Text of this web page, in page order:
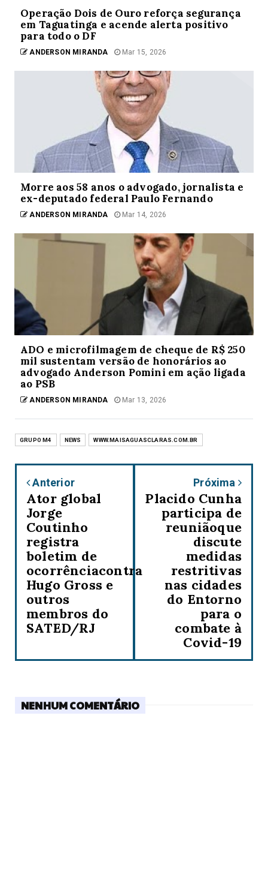
Operação Dois de Ouro reforça segurança
em Taguatinga e acende alerta positivo
para todo o DF
ANDERSON MIRANDA Mar 15, 2026
Morre aos 58 anos o advogado, jornalista e
ex-deputado federal Paulo Fernando
ANDERSON MIRANDA Mar 14, 2026
ADO e microfilmagem de cheque de R$ 250
mil sustentam versão de honorários ao
advogado Anderson Pomini em ação ligada
ao PSB
ANDERSON MIRANDA Mar 13, 2026
GRUPO M4 NEWS WWW.MAISAGUASCLARAS.COM.BR
Anterior
Ator global
Jorge
Coutinho
registra
boletim de
ocorrênciacontra
Hugo Gross e
outros
membros do
SATED/RJ
Próxima
Placido Cunha
participa de
reuniãoque
discute
medidas
restritivas
nas cidades
do Entorno
para o
combate à
Covid-19
NENHUM COMENTÁRIO